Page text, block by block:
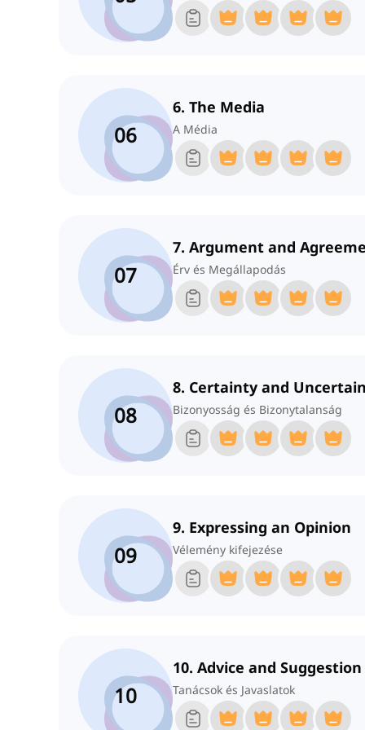
06
6. The Media
A Média
07
7. Argument and
Érv és Megállapodás
08
8. Certainty and
Bizonyosság és Bizonytalanság
09
9. Expressing an Opinion
Vélemény kifejezése
10
10. Advice and Suggestion
Tanácsok és Javaslatok